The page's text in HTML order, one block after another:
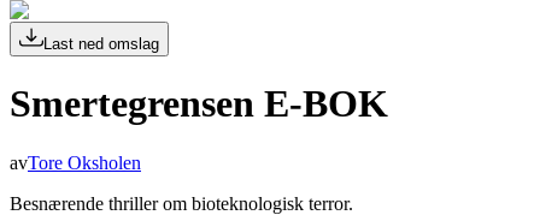
Last ned omslag
Smertegrensen E-BOK
avTore Oksholen
Besnærende thriller om bioteknologisk terror.